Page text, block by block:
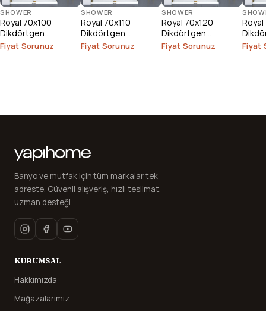
SHOWER
Royal 70x100
Dikdörtgen
Duşakabin
Fiyat Sorunuz
SHOWER
Royal 70x110
Dikdörtgen
Duşakabin
Fiyat Sorunuz
SHOWER
Royal 70x120
Dikdörtgen
Duşakabin
Fiyat Sorunuz
Royal
Fiyat
Banyo ve mutfak için tüm markalar tek
adreste. Güvenli alışveriş, hızlı teslimat,
uzman desteği.
KURUMSAL
Hakkımızda
Mağazalarımız